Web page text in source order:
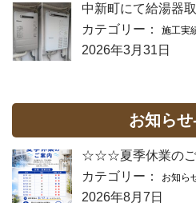
中新町にて給湯器
カテゴリー：
施工実
2026年3月31日
お知ら
☆☆☆夏季休業の
カテゴリー：
お知ら
2026年8月7日